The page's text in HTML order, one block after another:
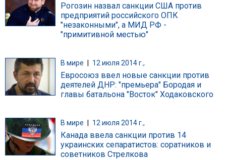
Рогозин назвал санкции США против
предприятий российского ОПК
"незаконными", а МИД РФ -
"примитивной местью"
В мире 12 июля 2014 г.,
Евросоюз ввел новые санкции против
деятелей ДНР: "премьера" Бородая и
главы батальона "Восток" Ходаковского
В мире 12 июля 2014 г.,
Канада ввела санкции против 14
украинских сепаратистов: соратников и
советников Стрелкова